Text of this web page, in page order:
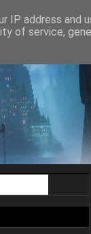
AGE THE
IP address and
of service,